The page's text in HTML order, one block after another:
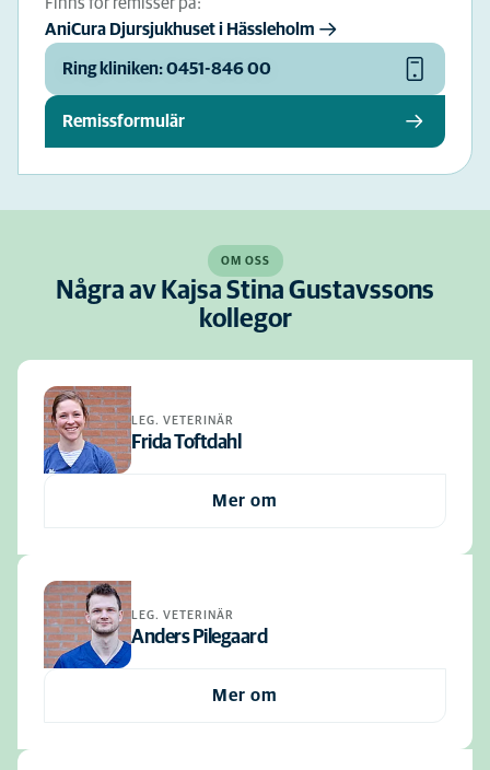
AniCura Djursjukhuset i Hässleholm
Ring kliniken: 0451-846 00
Remissformulär
OM OSS
Några av Kajsa Stina Gustavssons
kollegor
LEG. VETERINÄR
Frida Toftdahl
Mer om
LEG. VETERINÄR
Anders Pilegaard
Mer om